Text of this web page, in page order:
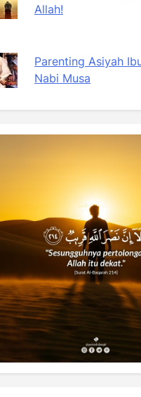
Allah!
Parenting Asiyah
Nabi Musa